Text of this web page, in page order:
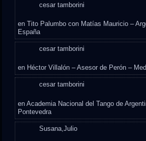
cesar tamborini
enTito Palumbo con Matías Mauricio –
España
cesar tamborini
en Héctor Villalón – Asesor de Perón –
cesar tamborini
enAcademia Nacional del Tango de
Pontevedra
Susana,Julio